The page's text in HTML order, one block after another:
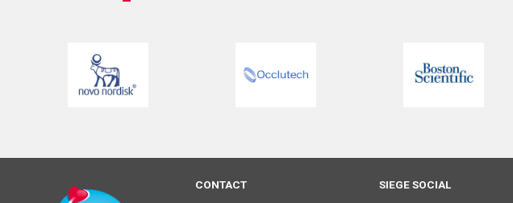
CONTACT
SIEGE SOCIAL